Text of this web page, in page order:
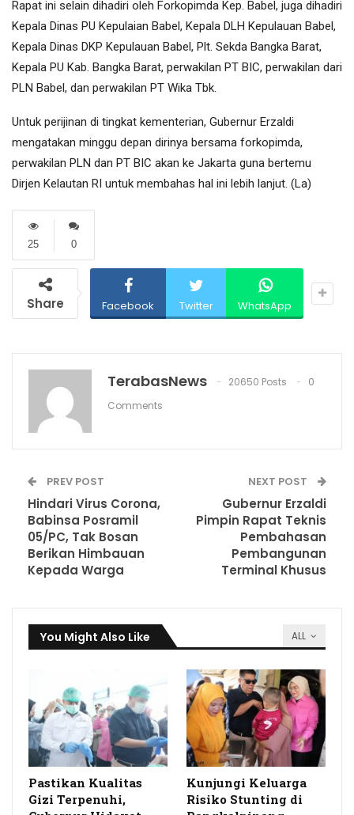
Rapat ini selain dihadiri oleh Forkopimda Kep. Babel, juga dihadiri
Kepala Dinas PU Kepulaian Babel, Kepala DLH Kepulauan Babel,
Kepala Dinas DKP Kepulauan Babel, Plt. Sekda Bangka Barat,
Kepala PU Kab. Bangka Barat, perwakilan PT BIC, perwakilan dari
PLN Babel, dan perwakilan PT Wika Tbk.
Untuk perijinan di tingkat kementerian, Gubernur Erzaldi
mengatakan minggu depan dirinya bersama forkopimda,
perwakilan PLN dan PT BIC akan ke Jakarta guna bertemu
Dirjen Kelautan RI untuk membahas hal ini lebih lanjut. (La)
0
25
Share Facebook Twitter WhatsApp
TerabasNews 20650 Posts
0
Comments
PREV POST
Hindari Virus Corona,
Babinsa Posramil
05/PC, Tak Bosan
Berikan Himbauan
Kepada Warga
NEXT POST
Gubernur Erzaldi
Pimpin Rapat Teknis
Pembahasan
Pembangunan
Terminal Khusus
ALL
You Might Also Like
Pastikan Kualitas
Gizi Terpenuhi,
Kunjungi Keluarga
Risiko Stunting di